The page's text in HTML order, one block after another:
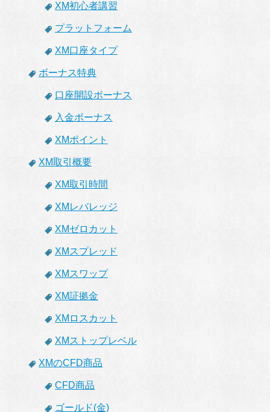
XM初心者講習
プラットフォーム
XM口座タイプ
ボーナス特典
口座開設ボーナス
入金ボーナス
XMポイント
XM取引概要
XM取引時間
XMレバレッジ
XMゼロカット
XMスプレッド
XMスワップ
XM証拠金
XMロスカット
XMストップレベル
XMのCFD商品
CFD商品
ゴールド(金)